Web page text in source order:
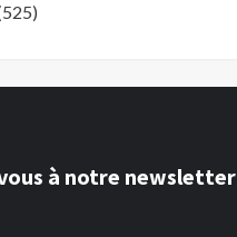
à notre newsletter